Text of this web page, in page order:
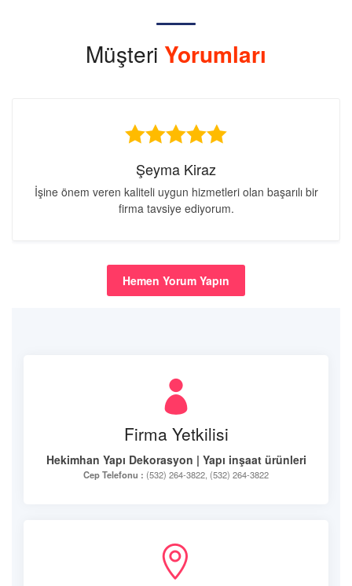
Müşteri Yorumları
Şeyma Kiraz
İşine önem veren kaliteli uygun hizmetleri olan başarılı bir
firma tavsiye ediyorum.
Hemen Yorum Yapın
Firma Yetkilisi
Hekimhan Yapı Dekorasyon | Yapı inşaat ürünleri
Cep Telefonu : (532) 264-3822, (532) 264-3822